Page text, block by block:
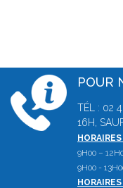
POUR
TÉL : 02
16H,
9H00 –
9H00 -